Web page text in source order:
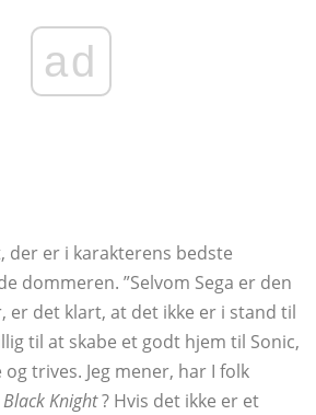
ad
der er i karakterens bedste
dommeren. ”Selvom Sega er den
det klart, at det ikke er i stand til
til at skabe et godt hjem til Sonic,
trives. Jeg mener, har I folk
Knight? Hvis det ikke er et